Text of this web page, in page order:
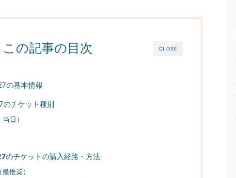
CLOSE
この記事の目次
の基本情報
のチケット種別
日）
のチケットの購入経路・方法
推奨）